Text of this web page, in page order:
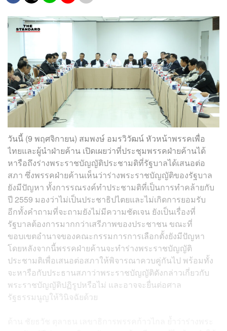
วันนี้ (9 พฤศจิกายน) สมพงษ์ อมรวิวัฒน์ หัวหน้าพรรคเพื่อ
ไทยและผู้นำฝ่ายค้าน เปิดเผยว่าที่ประชุมพรรคฝ่ายค้านได้
หารือถึงร่างพระราชบัญญัติประชามติที่รัฐบาลได้เสนอต่อ
สภา ซึ่งพรรคฝ่ายค้านเห็นว่าร่างพระราชบัญญัติของรัฐบาล
ยังมีปัญหา ทั้งการรณรงค์ทำประชามติที่เป็นการทำคล้ายกับ
ปี 2559 มองว่าไม่เป็นประชาธิปไตยและไม่เกิดการยอมรับ
อีกทั้งคำถามที่จะถามยังไม่มีความชัดเจน ยังเป็นเรื่องที่
รัฐบาลต้องการมากกว่าเสรีภาพของประชาชน ขณะที่
ขอบเขตอำนาจของคณะกรรมการการเลือกตั้งยังมีปัญหา
โดยหลังจากนี้พรรคฝ่ายค้านจะทำร่างพระราชบัญญัติ
ประชามติเพื่อเสนอต่อสภาให้พิจารณาควบคู่กันไป พร้อมทั้ง
จะหารือกับประธานสภาว่าพระราชบัญญัติดังกล่าวเกี่ยวกับ
พระราชบัญญัติปฏิรูปหรือไม่ และอาจจะยื่นต่อศาล
รัฐธรรมนูญให้วินิจฉัยด้วย